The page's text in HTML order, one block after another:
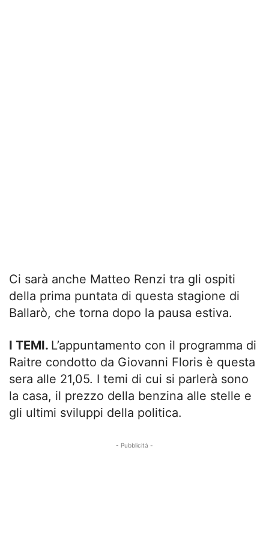
Ci sarà anche Matteo Renzi tra gli ospiti
della prima puntata di questa stagione di
Ballarò, che torna dopo la pausa estiva.
I TEMI. L’appuntamento con il programma di
Raitre condotto da Giovanni Floris è questa
sera alle 21,05. I temi di cui si parlerà sono
la casa, il prezzo della benzina alle stelle e
gli ultimi sviluppi della politica.
- Pubblicità -